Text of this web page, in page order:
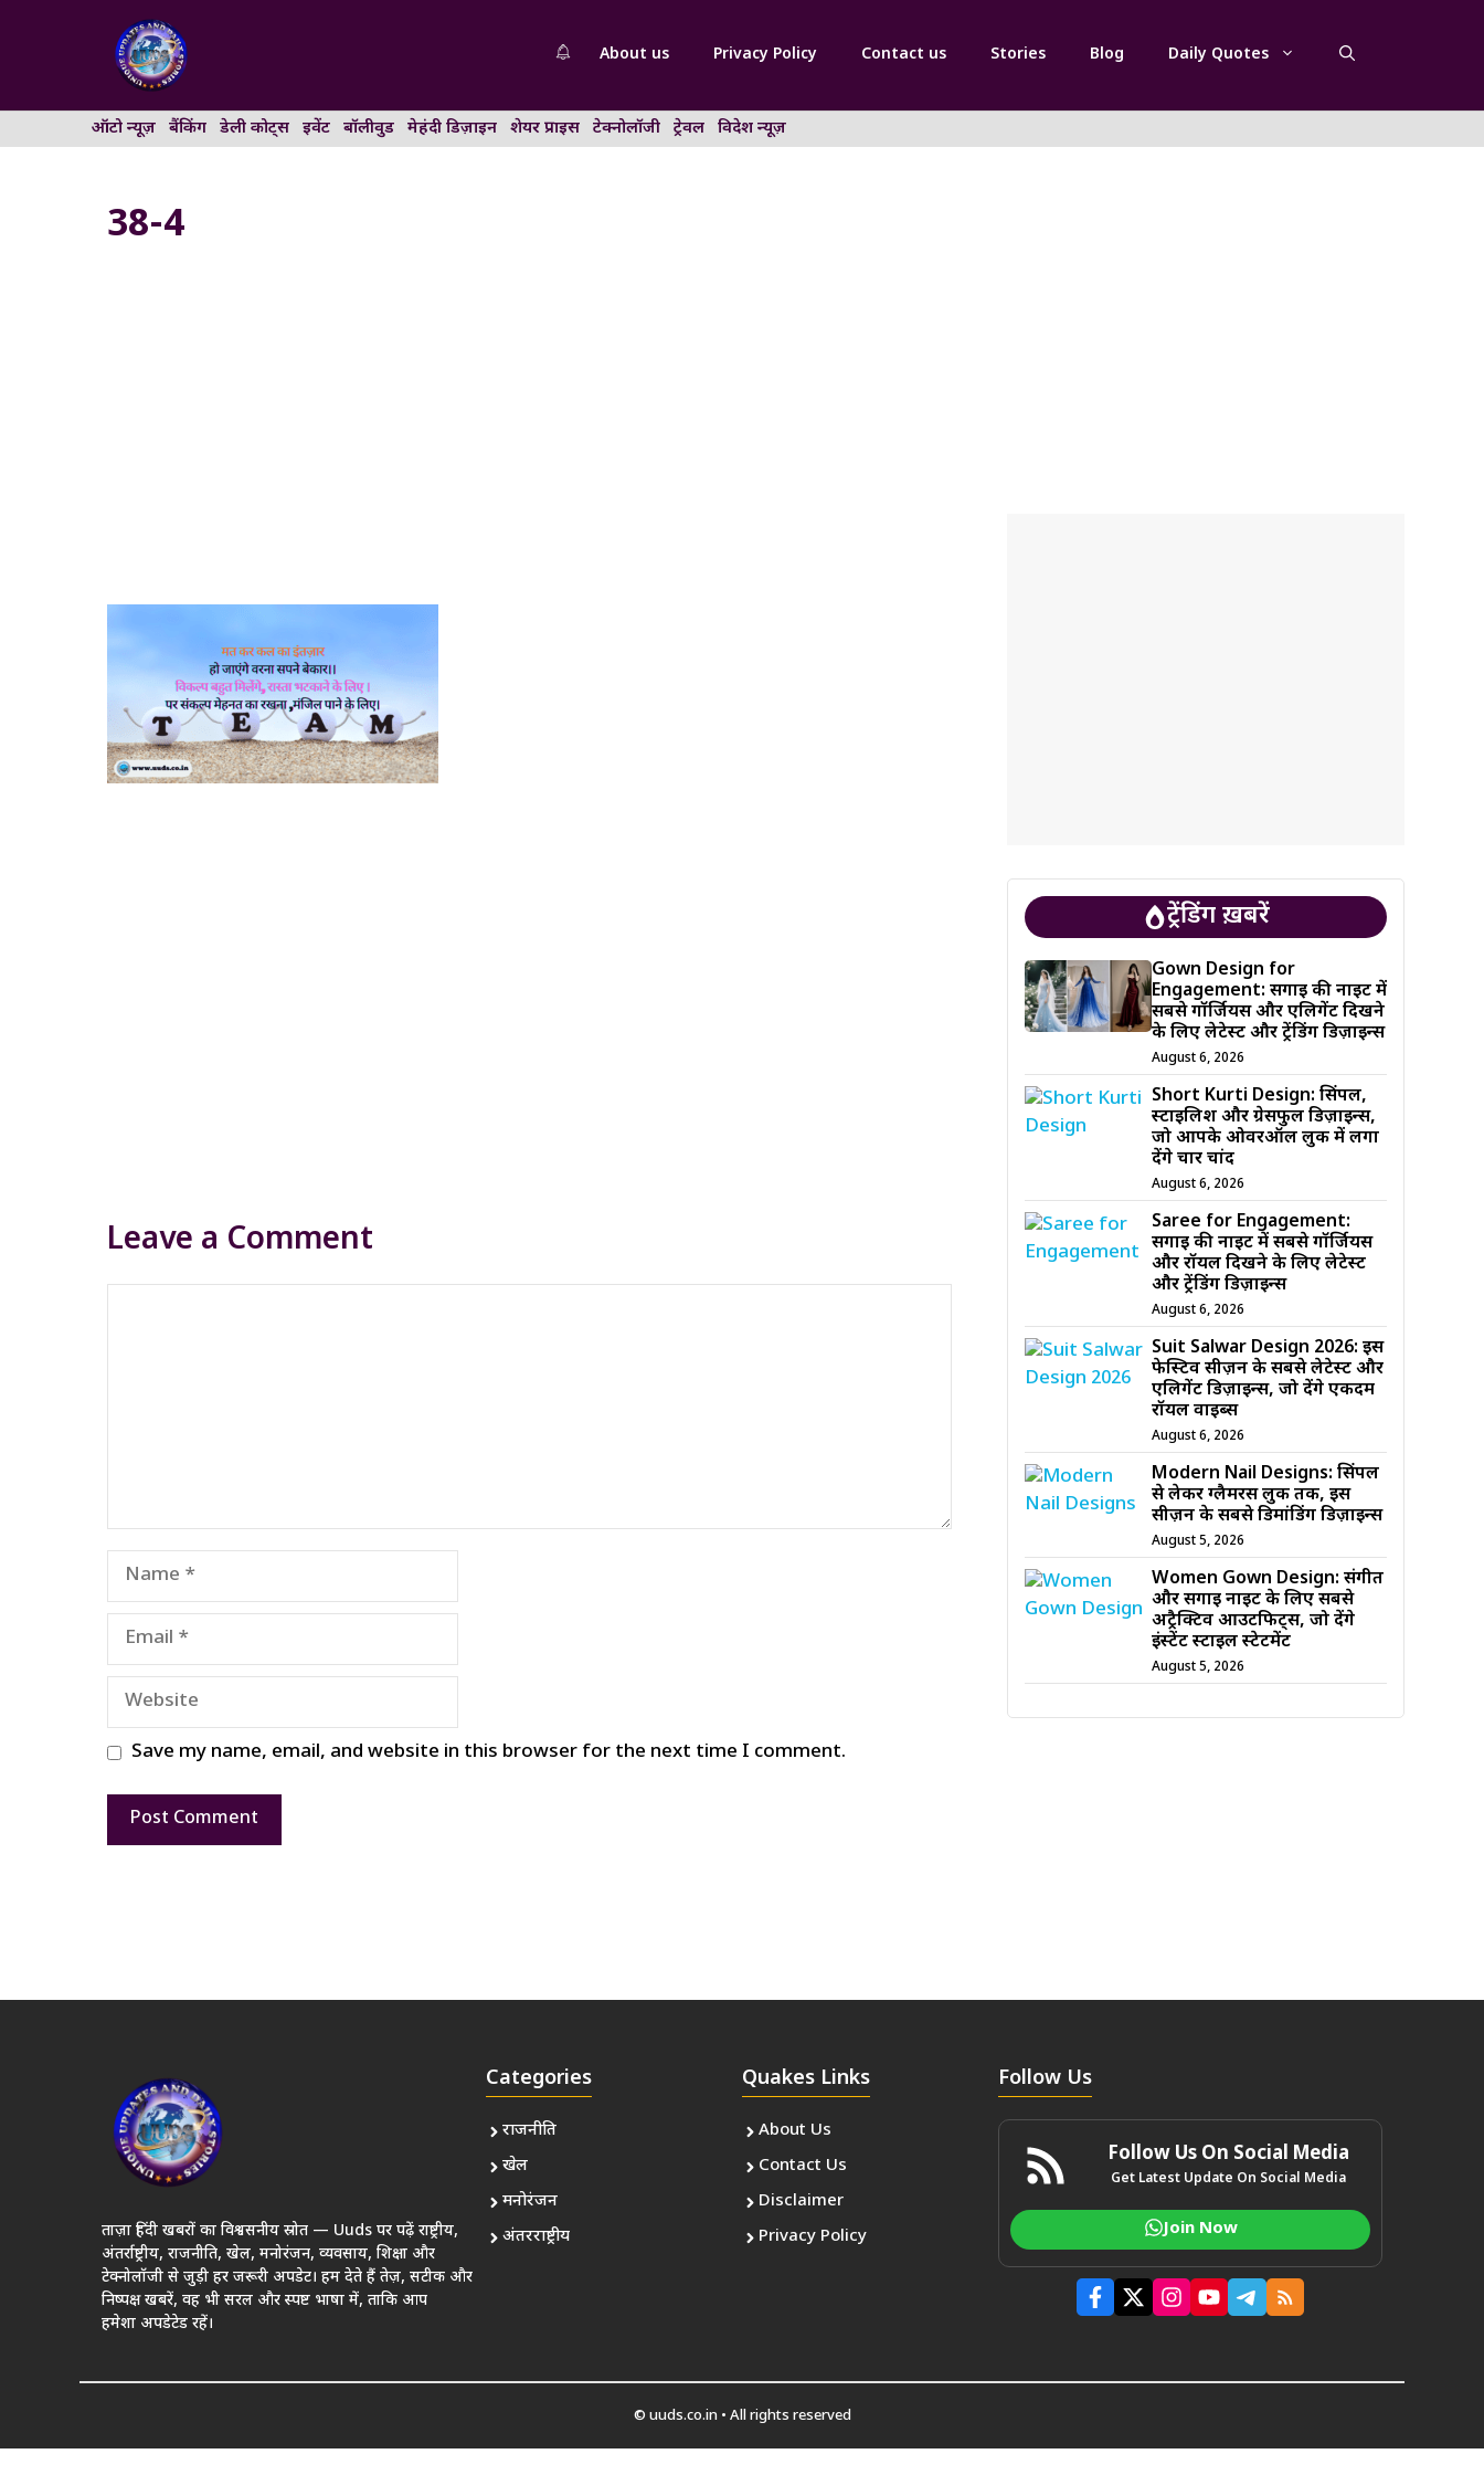
About us Privacy Policy Contact us Stories Blog Daily Quotes
ऑटो न्यूज़ बैंकिंग डेली कोट्स इवेंट बॉलीवुड मेहंदी डिज़ाइन शेयर प्राइस टेक्नोलॉजी ट्रेवल विदेश न्यूज़
38-4
Leave a Comment
Name
Email
Website
Save my name, email, and website in this browser for the next time I comment.
ट्रेंडिंग ख़बरें
Gown Design for
Engagement: सगाई की नाइट में
सबसे गॉर्जियस और एलिगेंट दिखने
के लिए लेटेस्ट और ट्रेंडिंग डिज़ाइन्स
August 6, 2026
Short Kurti Design: सिंपल,
स्टाइलिश और ग्रेसफुल डिज़ाइन्स,
जो आपके ओवरऑल लुक में लगा
देंगे चार चांद
August 6, 2026
Saree for Engagement:
सगाई की नाइट में सबसे गॉर्जियस
और रॉयल दिखने के लिए लेटेस्ट
और ट्रेंडिंग डिज़ाइन्स
August 6, 2026
Suit Salwar Design 2026: इस
फेस्टिव सीज़न के सबसे लेटेस्ट और
एलिगेंट डिज़ाइन्स, जो देंगे एकदम
रॉयल वाइब्स
August 6, 2026
Modern Nail Designs: सिंपल
से लेकर ग्लैमरस लुक तक, इस
सीज़न के सबसे डिमांडिंग डिज़ाइन्स
August 5, 2026
Women Gown Design: संगीत
और सगाई नाइट के लिए सबसे
अट्रैक्टिव आउटफिट्स, जो देंगे
इंस्टेंट स्टाइल स्टेटमेंट
August 5, 2026
ताज़ा हिंदी खबरों का विश्वसनीय स्रोत — Uuds पर पढ़ें राष्ट्रीय,
अंतर्राष्ट्रीय, राजनीति, खेल, मनोरंजन, व्यवसाय, शिक्षा और
टेक्नोलॉजी से जुड़ी हर जरूरी अपडेट। हम देते हैं तेज़, सटीक और
निष्पक्ष खबरें, वह भी सरल और स्पष्ट भाषा में, ताकि आप
हमेशा अपडेटेड रहें।
Categories
राजनीति
खेल
मनोरंजन
अंतरराष्ट्रीय
Quakes Links
About Us
Contact Us
Disclaimer
Privacy Policy
Follow Us
Follow Us On Social Media
Get Latest Update On Social Media
Join Now
© uuds.co.in • All rights reserved